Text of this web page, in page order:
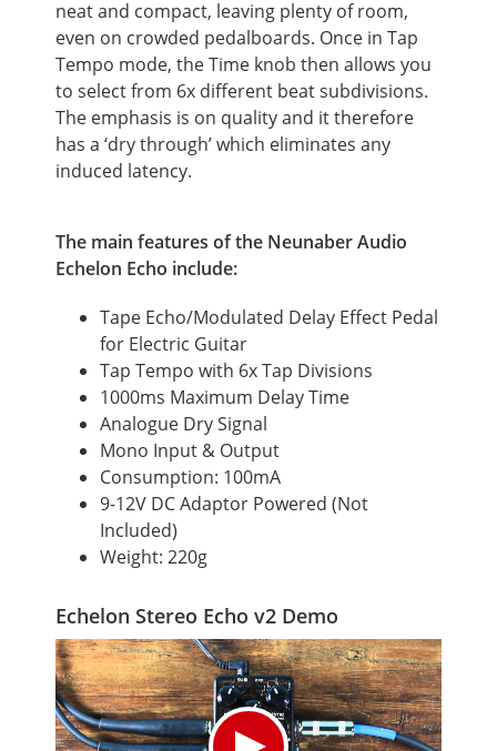
neat and compact, leaving plenty of room,
even on crowded pedalboards. Once in Tap
Tempo mode, the Time knob then allows you
to select from 6x different beat subdivisions.
The emphasis is on quality and it therefore
has a ‘dry through’ which eliminates any
induced latency.
The main features of the Neunaber Audio
Echelon Echo include:
Tape Echo/Modulated Delay Effect Pedal
for Electric Guitar
Tap Tempo with 6x Tap Divisions
1000ms Maximum Delay Time
Analogue Dry Signal
Mono Input & Output
Consumption: 100mA
9-12V DC Adaptor Powered (Not
Included)
Weight: 220g
Echelon Stereo Echo v2 Demo